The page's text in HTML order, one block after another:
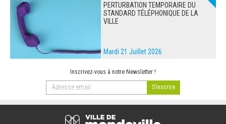
PERTURBATION TEMPORAIRE DU
STANDARD TÉLÉPHONIQUE DE LA
VILLE
Mardi 21 Juillet 2026
Inscrivez-vous à notre Newsletter !